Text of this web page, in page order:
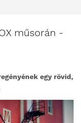
műsorán -
egy rövid,